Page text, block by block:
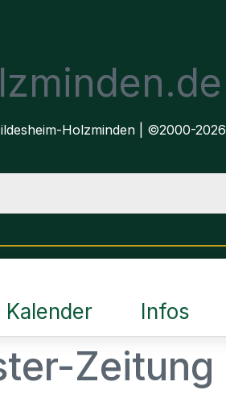
Holzminden | ©2000-2026
Kalender Infos
Zeitung